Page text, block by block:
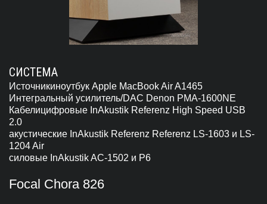
СИСТЕМА
Источникиноутбук Apple MacBook Air A1465
Интегральный усилитель/DAC Denon PMA-1600NE
Кабелицифровые InAkustik Referenz High Speed USB
2.0
акустические InAkustik Referenz Referenz LS-1603 и LS-
1204 Air
силовые InAkustik AС-1502 и P6
Focal Chora 826